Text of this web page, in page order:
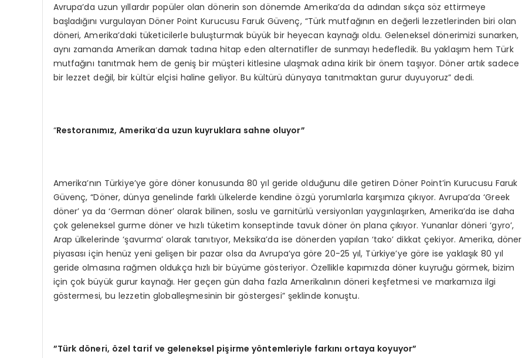
Avrupa’da uzun yıllardır popüler olan dönerin son dönemde Amerika’da da adından sıkça söz ettirmeye
başladığını vurgulayan Döner Point Kurucusu Faruk Güvenç, “Türk mutfağının en değerli lezzetlerinden biri olan
döneri, Amerika’daki tüketicilerle buluşturmak büyük bir heyecan kaynağı oldu. Geleneksel dönerimizi sunarken,
aynı zamanda Amerikan damak tadına hitap eden alternatifler de sunmayı hedefledik. Bu yaklaşım hem Türk
mutfağını tanıtmak hem de geniş bir müşteri kitlesine ulaşmak adına kirik bir önem taşıyor. Döner artık sadece
bir lezzet değil, bir kültür elçisi haline geliyor. Bu kültürü dünyaya tanıtmaktan gurur duyuyoruz” dedi.
“Restoranımız, Amerika’da uzun kuyruklara sahne oluyor”
Amerika’nın Türkiye’ye göre döner konusunda 80 yıl geride olduğunu dile getiren Döner Point’in Kurucusu Faruk
Güvenç, “Döner, dünya genelinde farklı ülkelerde kendine özgü yorumlarla karşımıza çıkıyor. Avrupa’da ‘Greek
döner’ ya da ‘German döner’ olarak bilinen, soslu ve garnitürlü versiyonları yaygınlaşırken, Amerika’da ise daha
çok geleneksel gurme döner ve hızlı tüketim konseptinde tavuk döner ön plana çıkıyor. Yunanlar döneri ‘gyro’,
Arap ülkelerinde ‘şavurma’ olarak tanıtıyor, Meksika’da ise dönerden yapılan ‘tako’ dikkat çekiyor. Amerika, döner
piyasası için henüz yeni gelişen bir pazar olsa da Avrupa’ya göre 20-25 yıl, Türkiye’ye göre ise yaklaşık 80 yıl
geride olmasına rağmen oldukça hızlı bir büyüme gösteriyor. Özellikle kapımızda döner kuyruğu görmek, bizim
için çok büyük gurur kaynağı. Her geçen gün daha fazla Amerikalının döneri keşfetmesi ve markamıza ilgi
göstermesi, bu lezzetin globalleşmesinin bir göstergesi” şeklinde konuştu.
”Türk döneri, özel tarif ve geleneksel pişirme yöntemleriyle farkını ortaya koyuyor”